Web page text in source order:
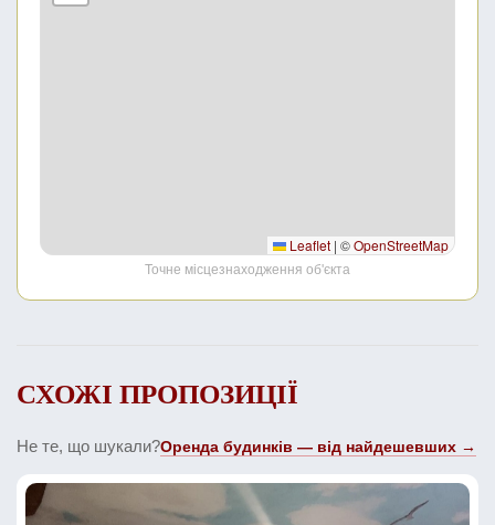
Leaflet | ©OpenStreetMap
Точне місцезнаходження об'єкта
СХОЖІ ПРОПОЗИЦІЇ
Не те, що шукали?Оренда будинків — від найдешевших →